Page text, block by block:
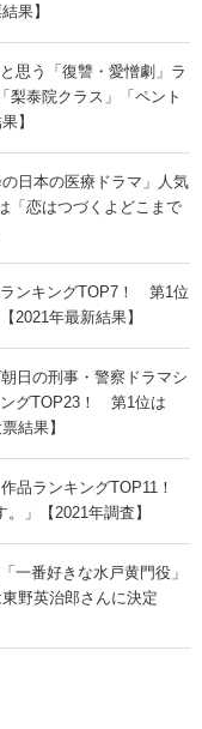
果】
思う「復讐・愛憎劇」ラ
泰院クラス」「ペント
】
の日本の医療ドラマ」人気
恋はつづくよどこまで
ランキングTOP7！ 第1位
2021年最新結果】
日の刑事・警察ドラマシ
ングTOP23！ 第1位は
結果】
作品ランキングTOP11！
」【2021年調査】
一番好きな水戸黄門役」
野英治郎さんに決定